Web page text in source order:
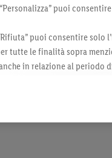
decorazioni. I prodotti
puoi
puoi consentire solo
tutte le finalità sopra
in relazione al periodo